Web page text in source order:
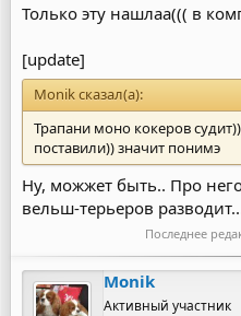
Только эту нашлаа((( в
[update]
Monik сказал(а):
Трапани моно кокеров
поставили)) значит понимэ
Ну, можжет быть.. Про
вельш-терьеров
Последнее
Monik
Активный участник